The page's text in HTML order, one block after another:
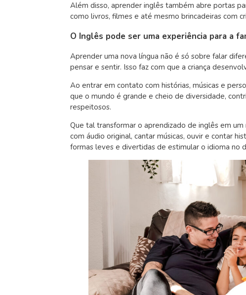
Além disso, aprender inglês também abre portas
como livros, filmes e até mesmo brincadeiras com
O Inglês pode ser uma experiência para a
Aprender uma nova língua não é só sobre falar
pensar e sentir. Isso faz com que a criança
Ao entrar em contato com histórias, músicas e
que o mundo é grande e cheio de diversidade,
respeitosos.
Que tal transformar o aprendizado de inglês em
com áudio original, cantar músicas, ouvir e contar
formas leves e divertidas de estimular o idioma no